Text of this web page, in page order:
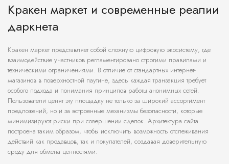
Кракен маркет и современные реалии
даркнета
Кракен маркет представляет собой сложную цифровую экосистему, где
взаимодействие участников регламентировано строгими правилами и
техническими ограничениями. В отличие от стандартных интернет-
магазинов в поверхностной паутине, здесь каждая транзакция требует
особого подхода и понимания принципов работы анонимных сетей.
Пользователи ценят эту площадку не только за широкий ассортимент
предложений, но и за встроенные механизмы безопасности, которые
минимизируют риски при совершении сделок. Архитектура сайта
построена таким образом, чтобы исключить возможность отслеживания
действий как продавцов, так и покупателей, создавая доверительную
среду для обмена ценностями.